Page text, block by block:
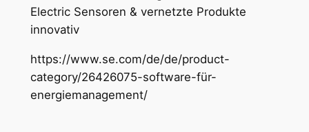
Electric Sensoren & vernetzte Produkte
innovativ
https://www.se.com/de/de/product-
category/26426075-software-für-
energiemanagement/